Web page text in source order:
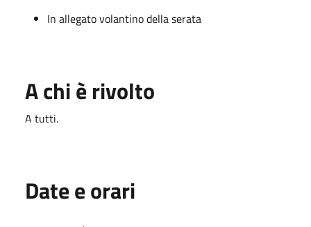
In allegato volantino della serata
A chi è rivolto
A tutti.
Date e orari